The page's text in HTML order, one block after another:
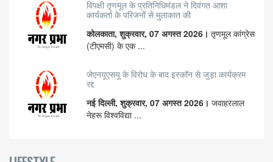
विपक्षी तृणमूल के प्रतिनिधिमंडल ने दिवंगत आशा
कार्यकर्ता के परिजनों से मुलाकात की
कोलकाता, शुक्रवार, 07 अगस्त 2026। तृणमूल कांग्रेस
(टीएमसी) के एक ...
जेएनयूएसयू के विरोध के बाद इस्कॉन से जुड़ा कार्यक्रम
रद्द
नई दिल्ली, शुक्रवार, 07 अगस्त 2026। जवाहरलाल
नेहरू विश्वविद्या ...